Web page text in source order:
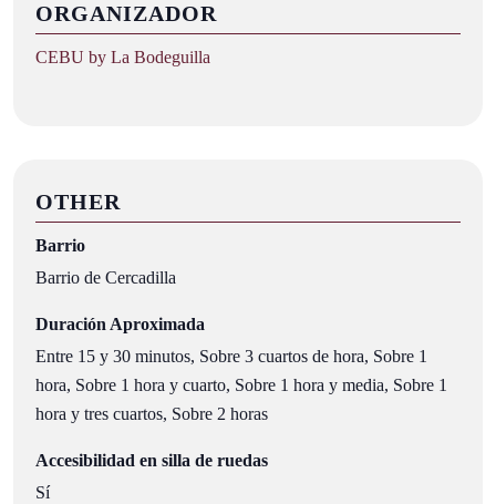
ORGANIZADOR
CEBU by La Bodeguilla
OTHER
Barrio
Barrio de Cercadilla
Duración Aproximada
Entre 15 y 30 minutos, Sobre 3 cuartos de hora, Sobre 1
hora, Sobre 1 hora y cuarto, Sobre 1 hora y media, Sobre 1
hora y tres cuartos, Sobre 2 horas
Accesibilidad en silla de ruedas
Sí